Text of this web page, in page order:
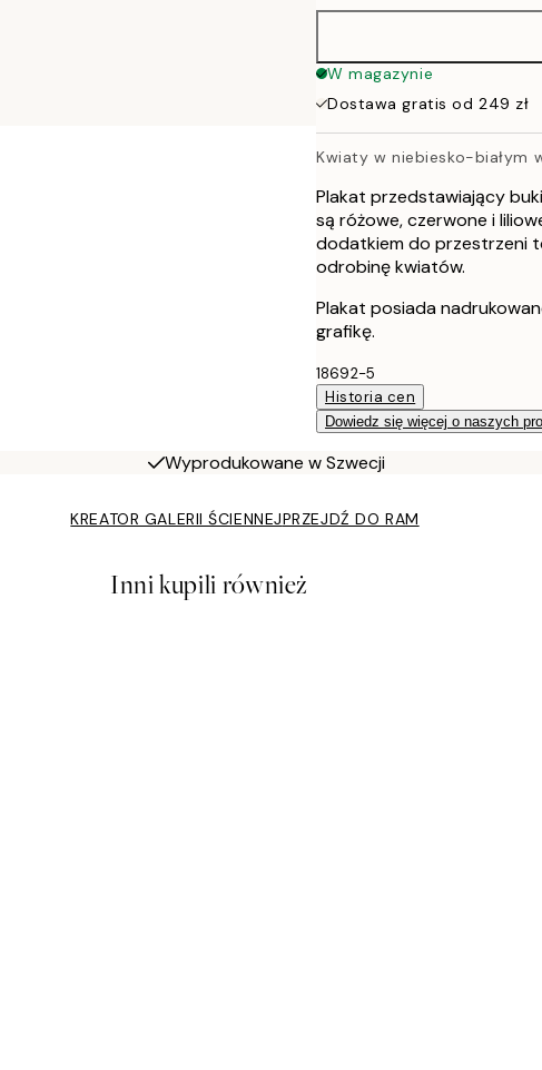
W magazynie
Dostawa gratis od 249 zł
Kwiaty w niebiesko-białym
Plakat przedstawiający
są różowe, czerwone i
dodatkiem do przestrzeni
odrobinę kwiatów.
Plakat posiada
grafikę.
18692-5
Historia cen
Dowiedz się więcej o naszych
Wyprodukowane w Szwecji
KREATOR GALERII ŚCIENNEJPRZEJDŹ DO RAM
Inni kupili również